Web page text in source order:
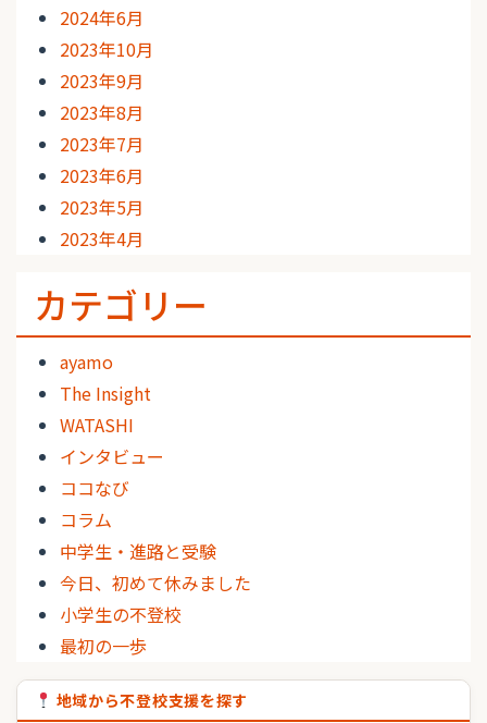
2024年6月
2023年10月
2023年9月
2023年8月
2023年7月
2023年6月
2023年5月
2023年4月
カテゴリー
ayamo
The Insight
WATASHI
インタビュー
ココなび
コラム
中学生・進路と受験
今日、初めて休みました
小学生の不登校
最初の一歩
地域から不登校支援を探す